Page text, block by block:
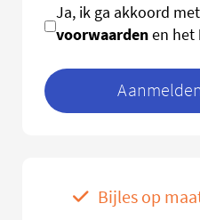
Ja, ik ga akkoord
voorwaardenen het
Bijles op